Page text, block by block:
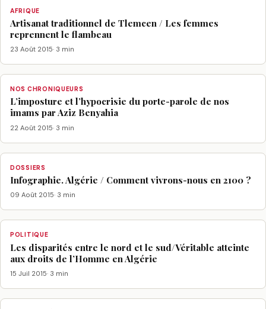
AFRIQUE
Artisanat traditionnel de Tlemcen / Les femmes
reprennent le flambeau
23 Août 2015· 3 min
NOS CHRONIQUEURS
L’imposture et l’hypocrisie du porte-parole de nos
imams par Aziz Benyahia
22 Août 2015· 3 min
DOSSIERS
Infographie. Algérie / Comment vivrons-nous en 2100 ?
09 Août 2015· 3 min
POLITIQUE
Les disparités entre le nord et le sud/Véritable atteinte
aux droits de l’Homme en Algérie
15 Juil 2015· 3 min